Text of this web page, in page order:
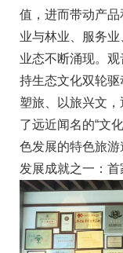
值，进而带动产
业与林业、服务
业态不断涌现。
持生态文化双轮
塑旅、以旅兴文
了远近闻名的“文
色发展的特色旅游
发展成就之一：